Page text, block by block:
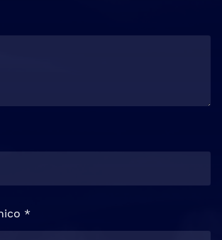
*